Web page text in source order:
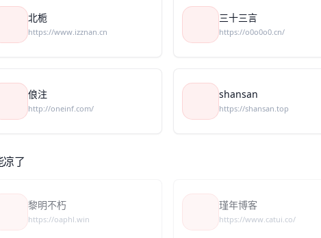
北栀
https://www.izznan.cn
三十三言
https://o0o0o0.cn/
俍注
http://oneinf.com/
shansan
https://shansan.top
凉了
黎明不朽
https://oaphl.win
瑾年博客
https://www.catui.co/